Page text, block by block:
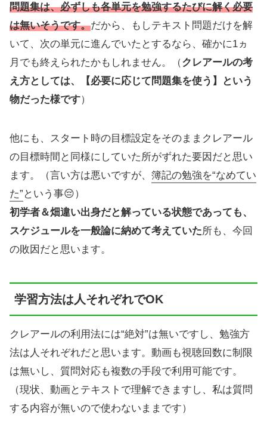
問題集は、必ずしも各単元を勉強するたびに解く必要
は無いそうです。だから、もしテキスト問題だけを解
いて、次の単元に進んでいたとするなら、確かに1ヵ
月でも終えられたかもしれません。（クレアールの考
え方としては、【必要に応じて問題集を使う】という
物だった様です）
他にも、スタート時の目標設定をそのままクレアール
の目標時間と同様にしていた所がずれた要因だと思い
ます。（言い方は悪いですが、 簿記の勉強を“なめてい
た” という事😔）
初学者＆畑違い出身だと解っている状態であっても、
スケジュールを一般論に納めて考えていた所も、今回
の敗因だと思います。
学習方法は人それぞれでOK
クレアールの利用法には“絶対”は無いですし、勉強方
法は人それぞれだと思います。動画も視聴回数に制限
は無いし、質問対応も複数の手段で利用可能です。
（現状、動画とテキストで理解できますし、私は質問
する内容が無いので使わないままです）